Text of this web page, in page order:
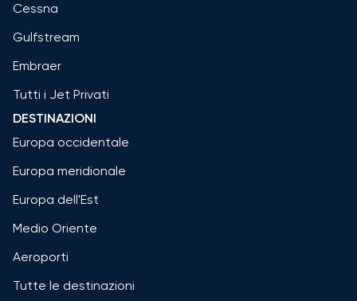
Cessna
Gulfstream
Embraer
Tutti i Jet Privati
DESTINAZIONI
Europa occidentale
Europa meridionale
Europa dell'Est
Medio Oriente
Aeroporti
Tutte le destinazioni